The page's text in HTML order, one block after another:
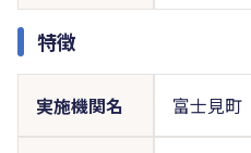
特徴
実施機関名 富士見町